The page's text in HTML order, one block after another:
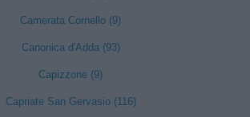
Camerata Cornello (9)
Canonica d'Adda (93)
Capizzone (9)
Capriate San Gervasio (116)